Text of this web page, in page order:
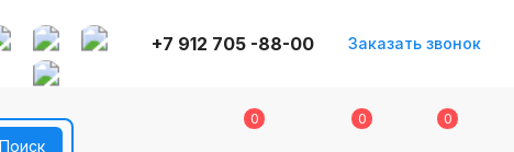
+7 912 705 -88-00 Заказать звонок
0 0 0